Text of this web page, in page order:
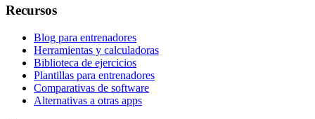
Recursos
Blog para entrenadores
Herramientas y calculadoras
Biblioteca de ejercicios
Plantillas para entrenadores
Comparativas de software
Alternativas a otras apps